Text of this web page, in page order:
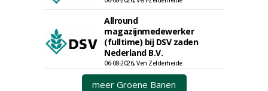
Allround
magazijnmedewerker
(fulltime) bij DSV zaden
Nederland B.V.
06-08-2026, Ven Zelderheide
meer Groene Banen